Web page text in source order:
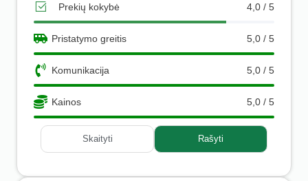
Prekių kokybė 4,0 / 5
Pristatymo greitis 5,0 / 5
Komunikacija 5,0 / 5
Kainos 5,0 / 5
Skaityti Rašyti